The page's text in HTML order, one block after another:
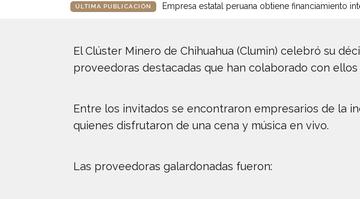
ÚLTIMA PUBLICACIÓN Empresa estatal peruana obtiene financiamiento
El Clúster Minero de Chihuahua (Clumin) celebró su
proveedoras destacadas que han colaborado con ellos
Entre los invitados se encontraron empresarios de la
quienes disfrutaron de una cena y música en vivo.
Las proveedoras galardonadas fueron: